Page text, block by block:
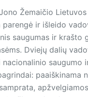
Žemaičio
parengė ir išleido
saugumas ir krašto
Dviejų dalių
saugumo
paaiškinama